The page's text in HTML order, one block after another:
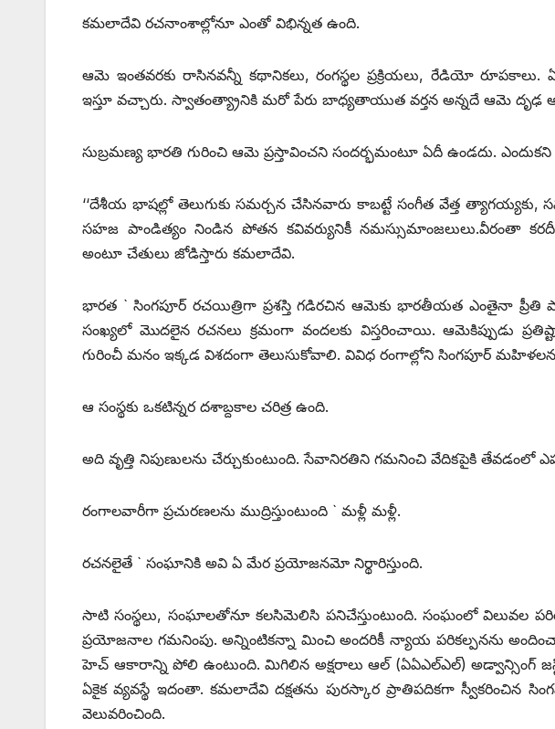
కమలాదేవి రచనాంశాల్లోనూ ఎంతో విభిన్నత ఉంది.
ఆమె ఇంతవరకు రాసినవన్నీ కథానికలు, రంగస్థల ప్రక్రియలు, రేడియో
ఇస్తూ వచ్చారు. స్వాతంత్య్రానికి మరో పేరు బాధ్యతాయుత వర్తన అన్నదే ఆమె దృఢ
సుబ్రమణ్య భారతి గురించి ఆమె ప్రస్తావించని సందర్భమంటూ ఏదీ ఉండదు.
‘‘దేశీయ భాషల్లో తెలుగుకు సమర్చన చేసినవారు కాబట్టే సంగీత వేత్త త్యాగయ్యకు,
సహజ పాండిత్యం నిండిన పోతన కవివర్యునికీ నమస్సుమాంజలులు.వీరంతా
అంటూ చేతులు జోడిస్తారు కమలాదేవి.
భారత ` సింగపూర్‌ రచయిత్రిగా ప్రశస్తి గడిరచిన ఆమెకు భారతీయత ఎంతైనా ప్రీతి
సంఖ్యలో మొదలైన రచనలు క్రమంగా వందలకు విస్తరించాయి. ఆమెకిప్పుడు
గురించీ మనం ఇక్కడ విశదంగా తెలుసుకోవాలి. వివిధ రంగాల్లోని సింగపూర్‌
ఆ సంస్థకు ఒకటిన్నర దశాబ్దకాల చరిత్ర ఉంది.
అది వృత్తి నిపుణులను చేర్చుకుంటుంది. సేవానిరతిని గమనించి వేదికపైకి తేవడంలో
రంగాలవారీగా ప్రచురణలను ముద్రిస్తుంటుంది ` మళ్లీ మళ్లీ.
రచనలైతే ` సంఘానికి అవి ఏ మేర ప్రయోజనమో నిర్థారిస్తుంది.
సాటి సంస్థలు, సంఘాలతోనూ కలసిమెలిసి పనిచేస్తుంటుంది. సంఘంలో విలువల
ప్రయోజనాల గమనింపు. అన్నింటికన్నా మించి అందరికీ న్యాయ పరికల్పనను
హెచ్‌ ఆకారాన్ని పోలి ఉంటుంది. మిగిలిన అక్షరాలు ఆల్‌ (ఏఏఎల్‌ఎల్‌) అడ్వాన్సింగ్‌
ఏకైక వ్యవస్థే ఇదంతా. కమలాదేవి దక్షతను పురస్కార ప్రాతిపదికగా స్వీకరించిన
వెలువరించింది.